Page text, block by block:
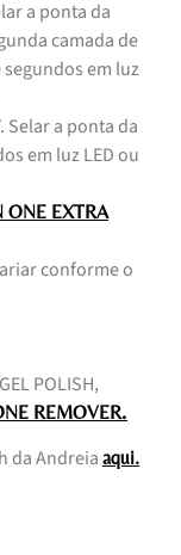
a ponta da
camada de
segundos em luz
Selar a ponta da
em luz LED ou
ONE EXTRA
conforme o
POLISH,
REMOVER.
da Andreia aqui.